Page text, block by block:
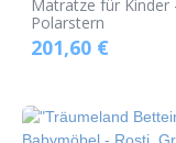
Matratze für Kinder
Polarstern
201,60 €